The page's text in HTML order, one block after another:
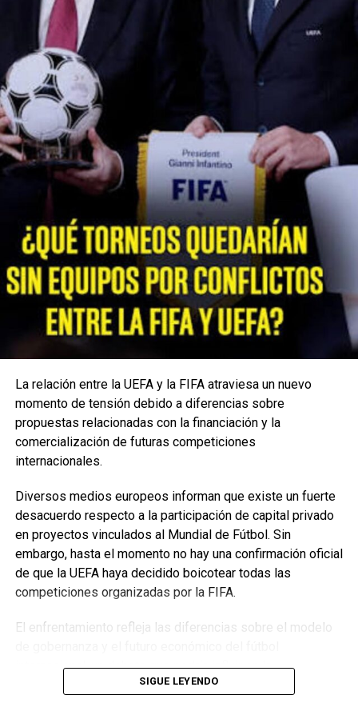
Enfoque Now
Enfoque Now es una plataforma digital dedicada a conectar e
informar a la comunidad latina acerca de los acontecimientos
que suceden a nivel local e internacional.
La relación entre la UEFA y la FIFA atraviesa un nuevo
momento de tensión debido a diferencias sobre
propuestas relacionadas con la financiación y la
comercialización de futuras competiciones
internacionales.
Diversos medios europeos informan que existe un fuerte
desacuerdo respecto a la participación de capital privado
en proyectos vinculados al Mundial de Fútbol. Sin
embargo, hasta el momento no hay una confirmación oficial
de que la UEFA haya decidido boicotear todas las
competiciones organizadas por la FIFA.
El enfrentamiento refleja las diferencias sobre el modelo
internacional, un debate que podría influir en la
organización de los próximos torneos.
SIGUE LEYENDO